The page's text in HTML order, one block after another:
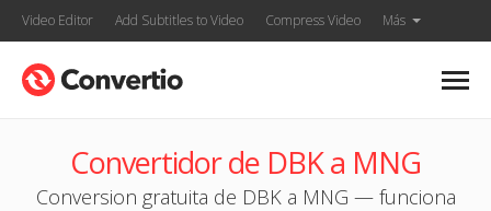
Video Editor Add Subtitles to Video Compress Video Más
Convertidor de DBK a MNG
Conversion gratuita de DBK a MNG — funciona